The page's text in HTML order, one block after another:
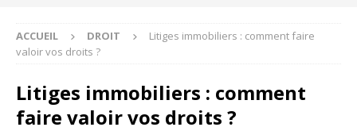
ACCUEIL DROIT
Litiges immobiliers : comment faire
valoir vos droits ?
Litiges immobiliers : comment
faire valoir vos droits ?